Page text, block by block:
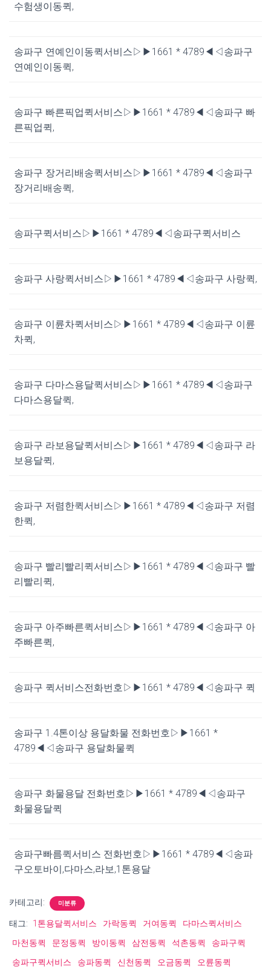
수험생이동퀵,
송파구 연예인이동퀵서비스▷▶1661 * 4789◀◁송파구
연예인이동퀵,
송파구 빠른픽업퀵서비스▷▶1661 * 4789◀◁송파구 빠
른픽업퀵,
송파구 장거리배송퀵서비스▷▶1661 * 4789◀◁송파구
장거리배송퀵,
송파구퀵서비스▷▶1661 * 4789◀◁송파구퀵서비스
송파구 사랑퀵서비스▷▶1661 * 4789◀◁송파구 사랑퀵,
송파구 이륜차퀵서비스▷▶1661 * 4789◀◁송파구 이륜
차퀵,
송파구 다마스용달퀵서비스▷▶1661 * 4789◀◁송파구
다마스용달퀵,
송파구 라보용달퀵서비스▷▶1661 * 4789◀◁송파구 라
보용달퀵,
송파구 저렴한퀵서비스▷▶1661 * 4789◀◁송파구 저렴
한퀵,
송파구 빨리빨리퀵서비스▷▶1661 * 4789◀◁송파구 빨
리빨리퀵,
송파구 아주빠른퀵서비스▷▶1661 * 4789◀◁송파구 아
주빠른퀵,
송파구 퀵서비스전화번호▷▶1661 * 4789◀◁송파구 퀵
송파구 1.4톤이상 용달화물 전화번호▷▶1661 *
4789◀◁송파구 용달화물퀵
송파구 화물용달 전화번호▷▶1661 * 4789◀◁송파구
화물용달퀵
송파구빠름퀵서비스 전화번호▷▶1661 * 4789◀◁송파
구오토바이,다마스,라보,1톤용달
카테고리: 미분류
태그: 1톤용달퀵서비스 가락동퀵 거여동퀵
다마스퀵서비스
마천동퀵
문정동퀵 방이동퀵 삼전동퀵 석촌동퀵
송파구퀵
송파구퀵서비스
송파동퀵 신천동퀵 오금동퀵 오륜동퀵